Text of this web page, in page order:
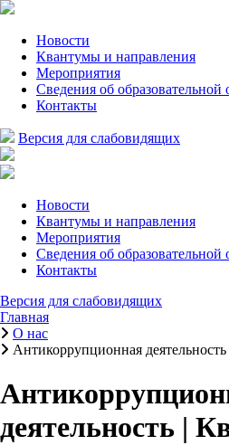
Новости
Квантумы и направления
Мероприятия
Сведения об образовательной
Контакты
Версия для слабовидящих
Новости
Квантумы и направления
Мероприятия
Сведения об образовательной
Контакты
Версия для слабовидящих
Главная
О нас
Антикоррупционная деятельность
деятельность |